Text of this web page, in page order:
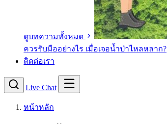
ดูบทความทั้งหมด
ควรรับมืออย่างไร เมื่อเจอน้ำป่าไหลหลาก?
ติดต่อเรา
Live Chat
หน้าหลัก